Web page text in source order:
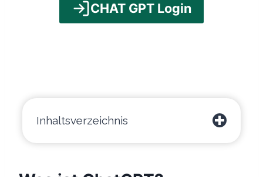
CHAT GPT Login
Inhaltsverzeichnis